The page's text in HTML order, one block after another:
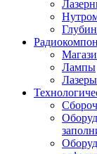
Лампы
Лазеры